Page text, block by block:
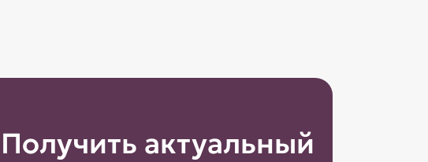
Получить актуальный